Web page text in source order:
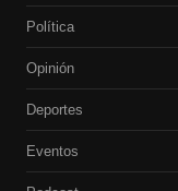
Política
Opinión
Deportes
Eventos